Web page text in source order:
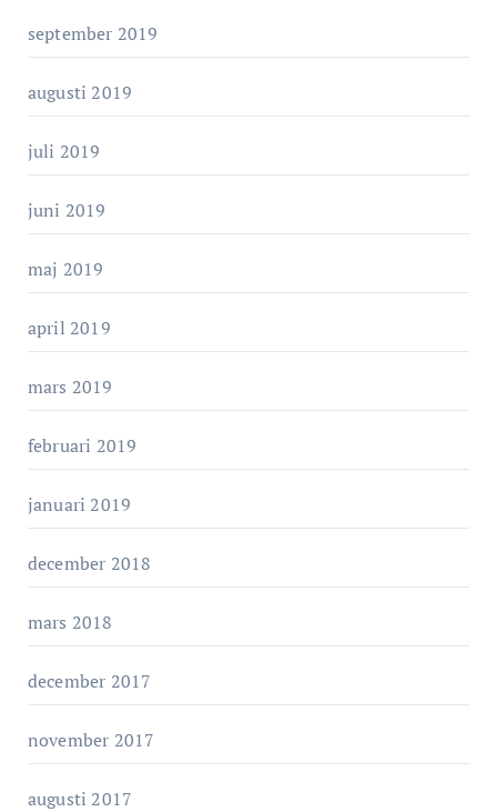
september 2019
augusti 2019
juli 2019
juni 2019
maj 2019
april 2019
mars 2019
februari 2019
januari 2019
december 2018
mars 2018
december 2017
november 2017
augusti 2017